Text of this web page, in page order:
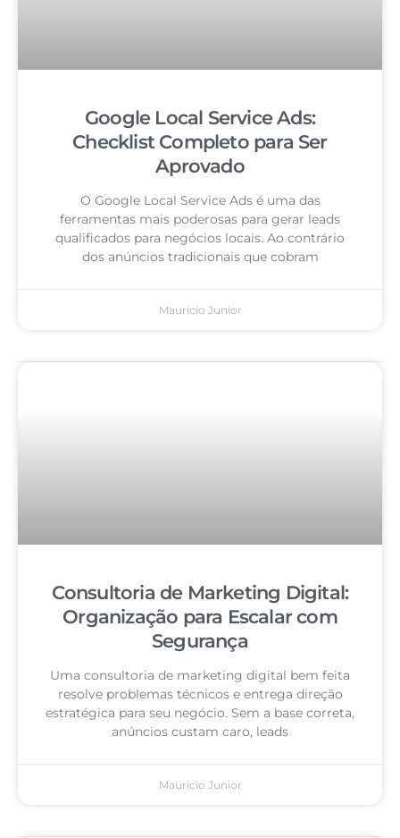
Google Local Service Ads:
Checklist Completo para Ser
Aprovado
O Google Local Service Ads é uma das
ferramentas mais poderosas para gerar leads
qualificados para negócios locais. Ao contrário
dos anúncios tradicionais que cobram
Mauricio Junior
Consultoria de Marketing Digital:
Organização para Escalar com
Segurança
Uma consultoria de marketing digital bem feita
resolve problemas técnicos e entrega direção
estratégica para seu negócio. Sem a base correta,
anúncios custam caro, leads
Mauricio Junior